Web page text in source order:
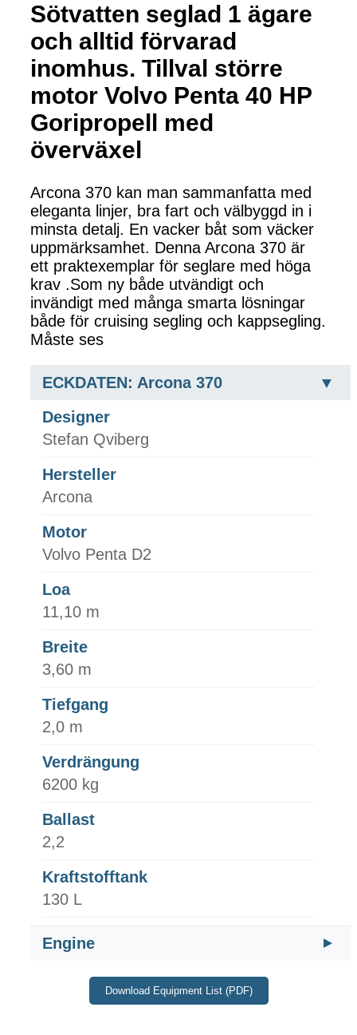
Sötvatten seglad 1 ägare
och alltid förvarad
inomhus. Tillval större
motor Volvo Penta 40 HP
Goripropell med
överväxel
Arcona 370 kan man sammanfatta med
eleganta linjer, bra fart och välbyggd in i
minsta detalj. En vacker båt som väcker
uppmärksamhet. Denna Arcona 370 är
ett praktexemplar för seglare med höga
krav .Som ny både utvändigt och
invändigt med många smarta lösningar
både för cruising segling och kappsegling.
Måste ses
ECKDATEN: Arcona 370
Designer
Stefan Qviberg
Hersteller
Arcona
Motor
Volvo Penta D2
Loa
11,10 m
Breite
3,60 m
Tiefgang
2,0 m
Verdrängung
6200 kg
Ballast
2,2
Kraftstofftank
130 L
Engine
Download Equipment List (PDF)